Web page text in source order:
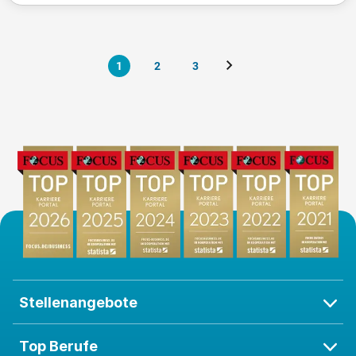
1 2 3
Stellenangebote
Top Berufe